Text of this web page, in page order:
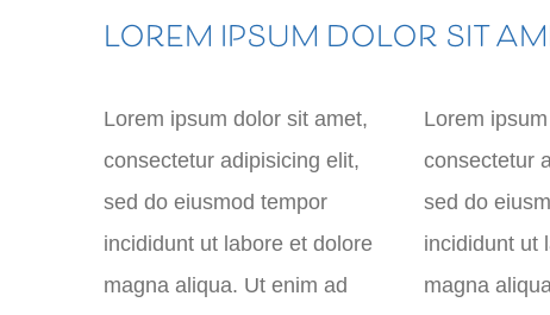
LOREM IPSUM DOLOR SIT
Lorem ipsum dolor sit amet,
consectetur adipisicing elit,
sed do eiusmod tempor
incididunt ut labore et dolore
magna aliqua. Ut enim ad
Lorem
consectetur
sed do
incididunt ut
magna